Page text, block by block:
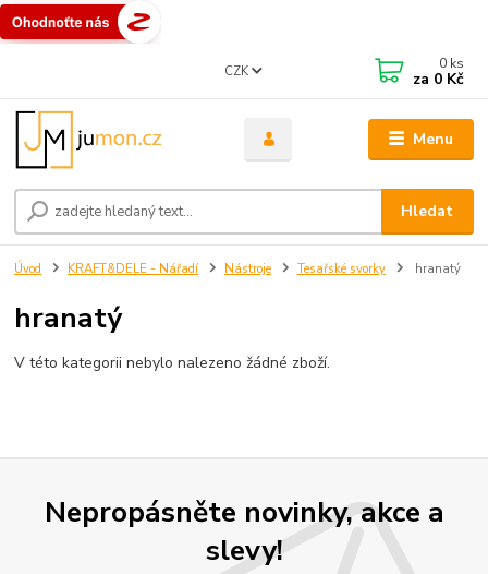
Menu
CZK
Hledat
0 ks
za 0 Kč
Úvod KRAFT&DELE - Nářadí Nástroje Tesařské svorky hranatý
hranatý
V této kategorii nebylo nalezeno žádné zboží.
Nepropásněte novinky, akce a
slevy!